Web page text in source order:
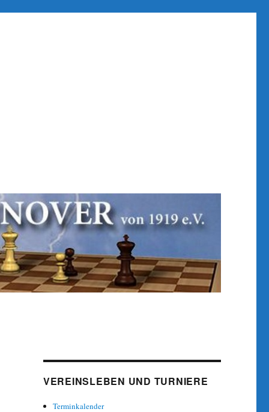
VEREINSLEBEN UND TURNIERE
Terminkalender